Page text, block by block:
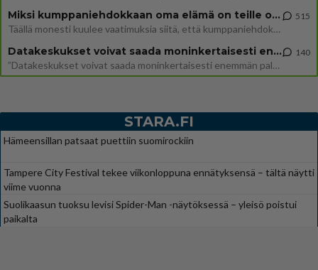
Miksi kumppaniehdokkaan oma elämä on teille ongelma?
Täällä monesti kuulee vaatimuksia siitä, että kumppaniehdokkaalla ei saisi olla lemmikkejä, lapsia, kavereita, eksiä, su
515
Datakeskukset voivat saada moninkertaisesti enemmän palautuksia kuin mitä ne maksavat veroja
”Datakeskukset voivat saada moninkertaisesti enemmän palautuksia kuin mitä ne maksavat veroja”, sanoo professori Jussi K
140
STARA.FI
Hämeensillan patsaat puettiin suomirockiin
Tampere City Festival tekee viikonloppuna ennätyksensä – tältä näytti
viime vuonna
Suolikaasun tuoksu levisi Spider-Man -näytöksessä – yleisö poistui
paikalta